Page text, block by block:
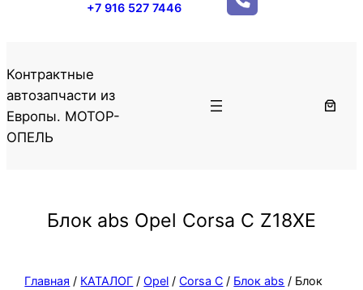
+7 916 527 7446
Контрактные
автозапчасти из
Европы. МОТОР-
ОПЕЛЬ
Блок abs Opel Corsa C Z18XE
Главная / КАТАЛОГ /Opel /Corsa C / Блок abs / Блок